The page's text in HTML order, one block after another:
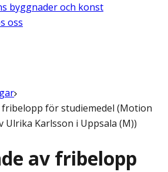
byggnader och konst
oss
fribelopp för studiemedel (Motion
Ulrika Karlsson i Uppsala (M))
av fribelopp